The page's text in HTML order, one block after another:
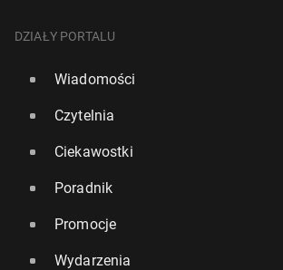
DZIAŁY PORTALU
Wiadomości
Czytelnia
Ciekawostki
Poradnik
Promocje
Wydarzenia